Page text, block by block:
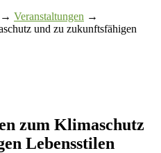
→ Veranstaltungen →
und zu zukunftsfähigen
zum Klimaschutz
Lebensstilen